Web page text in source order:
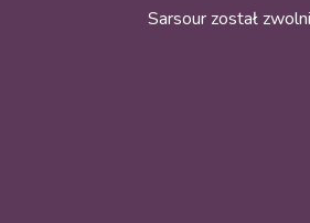
Sarsour został